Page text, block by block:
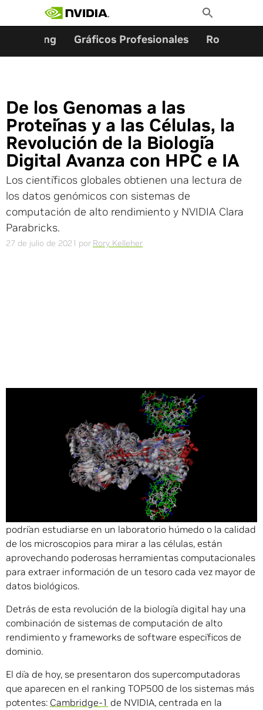
Toggle
Search
Gaming Gráficos Profesionales Robótica
De los Genomas a las
Proteínas y a las Células, la
Revolución de la Biología
Digital Avanza con HPC e IA
Los científicos globales obtienen una lectura de
los datos genómicos con sistemas de
computación de alto rendimiento y NVIDIA Clara
Parabricks.
27 de julio de 2021 por Rory Kelleher
Los científicos y los investigadores de la salud, que antes
estaban limitados por el número de muestras que
podrían estudiarse en un laboratorio húmedo o la calidad
de los microscopios para mirar a las células, están
aprovechando poderosas herramientas computacionales
para extraer información de un tesoro cada vez mayor de
datos biológicos.
Detrás de esta revolución de la biología digital hay una
combinación de sistemas de computación de alto
rendimiento y frameworks de software específicos de
dominio.
El día de hoy, se presentaron dos supercomputadoras
que aparecen en el ranking TOP500 de los sistemas más
potentes: Cambridge-1 de NVIDIA, centrada en la